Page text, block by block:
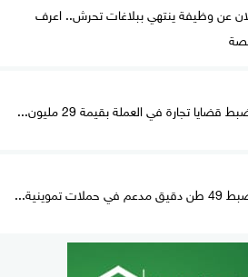
عن وظيفة ينتهي ببلاغات تحرش.. اعرف
قضايا تجارة في العملة بقيمة 29 مليون...
مدعم في حملات تموينية...